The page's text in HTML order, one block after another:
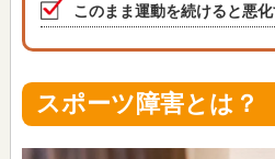
このまま運動を続けると悪
スポーツ障害とは？